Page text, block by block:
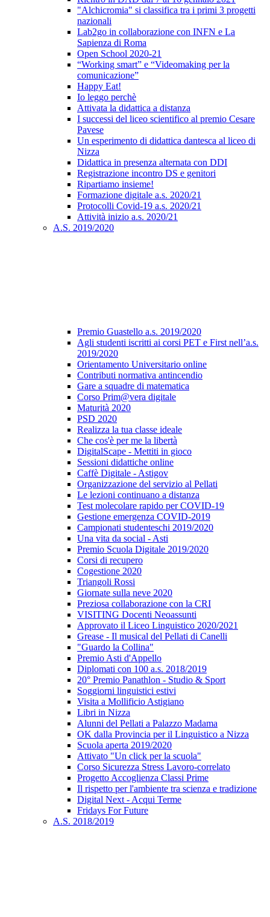
"Alchicromia" si classifica tra i primi 3 progetti
nazionali
Lab2go in collaborazione con INFN e La
Sapienza di Roma
Open School 2020-21
“Working smart” e “Videomaking per la
comunicazione”
Happy Eat!
Io leggo perchè
Attivata la didattica a distanza
I successi del liceo scientifico al premio Cesare
Pavese
Un esperimento di didattica dantesca al liceo di
Nizza
Didattica in presenza alternata con DDI
Registrazione incontro DS e genitori
Ripartiamo insieme!
Formazione digitale a.s. 2020/21
Protocolli Covid-19 a.s. 2020/21
Attività inizio a.s. 2020/21
A.S. 2019/2020
Premio Guastello a.s. 2019/2020
Agli studenti iscritti ai corsi PET e First nell’a.s.
2019/2020
Orientamento Universitario online
Contributi normativa antincendio
Gare a squadre di matematica
Corso Prim@vera digitale
Maturità 2020
PSD 2020
Realizza la tua classe ideale
Che cos'è per me la libertà
DigitalScape - Mettiti in gioco
Sessioni didattiche online
Caffè Digitale - Astigov
Organizzazione del servizio al Pellati
Le lezioni continuano a distanza
Test molecolare rapido per COVID-19
Gestione emergenza COVID-2019
Campionati studenteschi 2019/2020
Una vita da social - Asti
Premio Scuola Digitale 2019/2020
Corsi di recupero
Cogestione 2020
Triangoli Rossi
Giornate sulla neve 2020
Preziosa collaborazione con la CRI
VISITING Docenti Neoassunti
Approvato il Liceo Linguistico 2020/2021
Grease - Il musical del Pellati di Canelli
"Guardo la Collina"
Premio Asti d'Appello
Diplomati con 100 a.s. 2018/2019
20° Premio Panathlon - Studio & Sport
Soggiorni linguistici estivi
Visita a Mollificio Astigiano
Libri in Nizza
Alunni del Pellati a Palazzo Madama
OK dalla Provincia per il Linguistico a Nizza
Scuola aperta 2019/2020
Attivato "Un click per la scuola"
Corso Sicurezza Stress Lavoro-correlato
Progetto Accoglienza Classi Prime
Il rispetto per l'ambiente tra scienza e tradizione
Digital Next - Acqui Terme
Fridays For Future
A.S. 2018/2019